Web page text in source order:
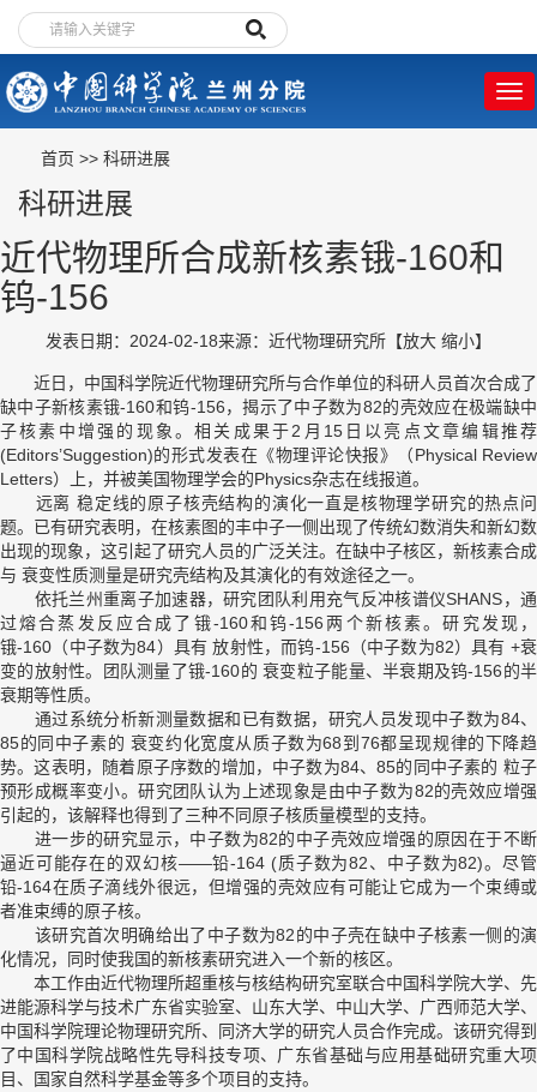
首页 >> 科研进展
科研进展
近代物理所合成新核素锇-160和
钨-156
发表日期：2024-02-18来源：近代物理研究所 【放大 缩小】
近日，中国科学院近代物理研究所与合作单位的科研人员首次合成了
缺中子新核素锇-160和钨-156，揭示了中子数为82的壳效应在极端缺中
子核素中增强的现象。相关成果于2月15日以亮点文章编辑推荐
(Editors’Suggestion)的形式发表在《物理评论快报》（Physical Review
Letters）上，并被美国物理学会的Physics杂志在线报道。
远离 稳定线的原子核壳结构的演化一直是核物理学研究的热点问
题。已有研究表明，在核素图的丰中子一侧出现了传统幻数消失和新幻数
出现的现象，这引起了研究人员的广泛关注。在缺中子核区，新核素合成
与 衰变性质测量是研究壳结构及其演化的有效途径之一。
依托兰州重离子加速器，研究团队利用充气反冲核谱仪SHANS，通
过熔合蒸发反应合成了锇-160和钨-156两个新核素。研究发现，
锇-160（中子数为84）具有 放射性，而钨-156（中子数为82）具有 +衰
变的放射性。团队测量了锇-160的 衰变粒子能量、半衰期及钨-156的半
衰期等性质。
通过系统分析新测量数据和已有数据，研究人员发现中子数为84、
85的同中子素的 衰变约化宽度从质子数为68到76都呈现规律的下降趋
势。这表明，随着原子序数的增加，中子数为84、85的同中子素的 粒子
预形成概率变小。研究团队认为上述现象是由中子数为82的壳效应增强
引起的，该解释也得到了三种不同原子核质量模型的支持。
进一步的研究显示，中子数为82的中子壳效应增强的原因在于不断
逼近可能存在的双幻核——铅-164 (质子数为82、中子数为82)。尽管
铅-164在质子滴线外很远，但增强的壳效应有可能让它成为一个束缚或
者准束缚的原子核。
该研究首次明确给出了中子数为82的中子壳在缺中子核素一侧的演
化情况，同时使我国的新核素研究进入一个新的核区。
本工作由近代物理所超重核与核结构研究室联合中国科学院大学、先
进能源科学与技术广东省实验室、山东大学、中山大学、广西师范大学、
中国科学院理论物理研究所、同济大学的研究人员合作完成。该研究得到
了中国科学院战略性先导科技专项、广东省基础与应用基础研究重大项
目、国家自然科学基金等多个项目的支持。